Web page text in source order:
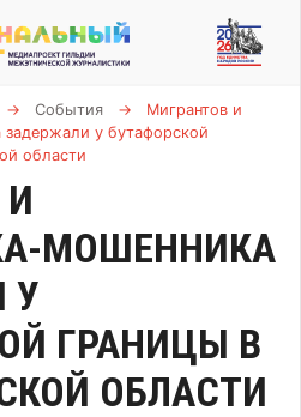
→ События →
Мигрантов и
у бутафорской
области
МОШЕННИКА
У
ГРАНИЦЫ В
ОБЛАСТИ